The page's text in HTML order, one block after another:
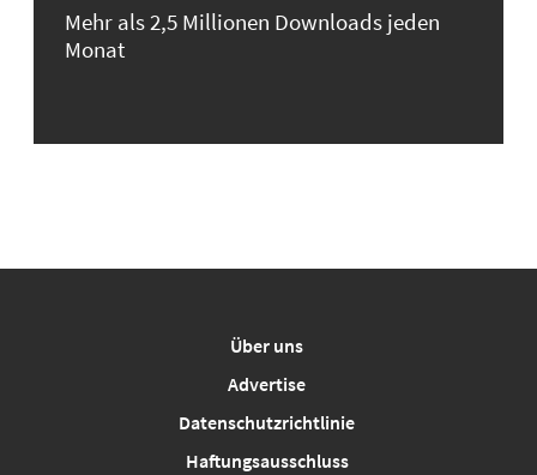
Mehr als 2,5 Millionen Downloads jeden
Monat
Über uns
Advertise
Datenschutzrichtlinie
Haftungsausschluss